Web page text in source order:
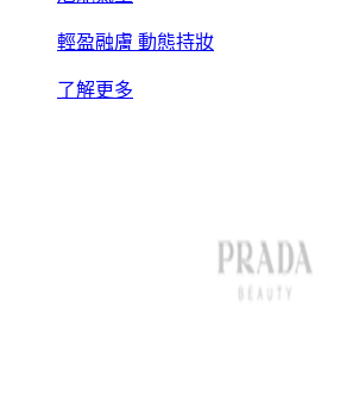
輕盈融膚 動態持妝
了解更多